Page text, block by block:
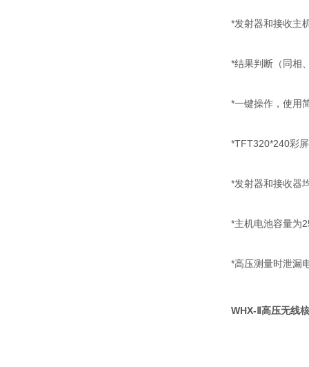
*发射器和接收主
*结果判断（同相
*一键操作，使用
*TFT320*240彩
*发射器和接收器
*主机电池容量为
*高压测量时泄漏
WHX-Ⅱ高压无线